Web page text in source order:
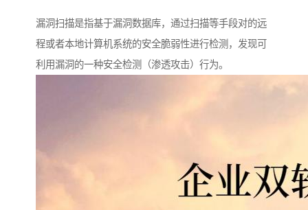
漏洞扫描是指基于漏洞数据库，通过扫描等手段对的远
程或者本地计算机系统的安全脆弱性进行检测，发现可
利用漏洞的一种安全检测（渗透攻击）行为。